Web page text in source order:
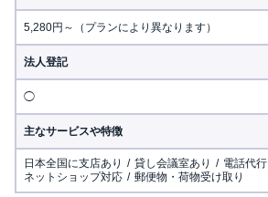
5,280円～（プランにより異なります）
法人登記
◯
主なサービスや特徴
日本全国に支店あり 貸し会議室あり
電話代行
ネットショップ対応
郵便物・荷物受け取り